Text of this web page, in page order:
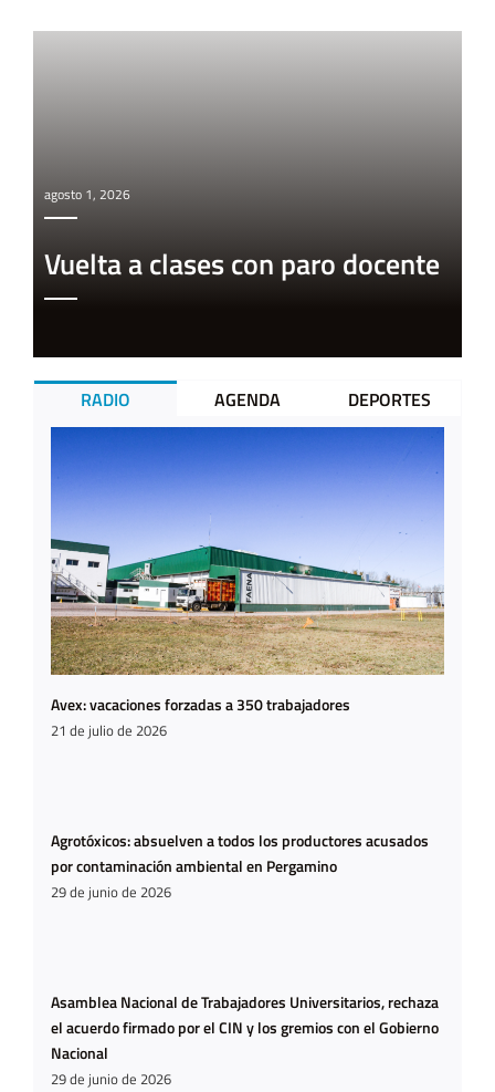
agosto 1, 2026
Vuelta a clases con paro docente
RADIO AGENDA DEPORTES
Avex: vacaciones forzadas a 350 trabajadores
21 de julio de 2026
Agrotóxicos: absuelven a todos los productores acusados
por contaminación ambiental en Pergamino
29 de junio de 2026
Asamblea Nacional de Trabajadores Universitarios, rechaza
el acuerdo firmado por el CIN y los gremios con el Gobierno
Nacional
29 de junio de 2026